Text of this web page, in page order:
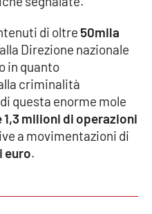
di oltre 50mila
Direzione nazionale
in quanto
criminalità
questa enorme mole
1,3 milioni di operazioni
a movimentazioni di
euro.